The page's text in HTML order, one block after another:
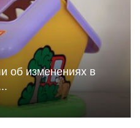
об изменениях в